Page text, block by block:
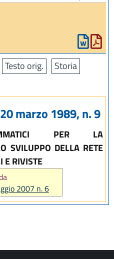
Testo orig.
Storia
20 marzo 1989, n. 9
PER LA
SVILUPPO DELLA RETE
E RIVISTE
2007 n. 6